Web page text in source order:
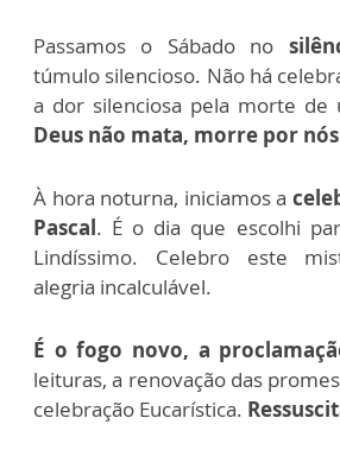
Passamos o Sábado no
túmulo silencioso. Não há
a dor silenciosa pela morte de
Deus não mata, morre por
À hora noturna, iniciamos a
Pascal. É o dia que escolhi
Lindíssimo. Celebro este
alegria incalculável.
É o fogo novo, a
leituras, a renovação das
celebração Eucarística.